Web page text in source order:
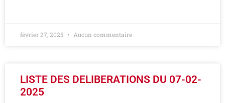
février 27, 2025 Aucun commentaire
LISTE DES DELIBERATIONS DU 07-02-
2025